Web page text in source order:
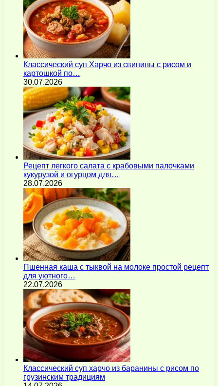
Классический суп Харчо из свинины с рисом и
картошкой по…
30.07.2026
Рецепт легкого салата с крабовыми палочками
кукурузой и огурцом для…
28.07.2026
Пшенная каша с тыквой на молоке простой рецепт
для уютного…
22.07.2026
Классический суп харчо из баранины с рисом по
грузинским традициям